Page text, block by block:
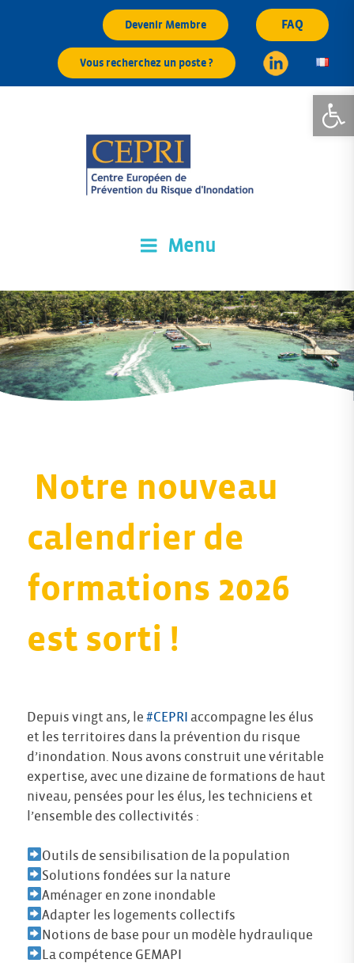
Ouvrir
Devenir Membre FAQ
Vous recherchez un poste ?
Menu
Notre nouveau
calendrier de
formations 2026
est sorti !
Depuis vingt ans, le #CEPRI accompagne les élus
et les territoires dans la prévention du risque
d’inondation. Nous avons construit une véritable
expertise, avec une dizaine de formations de haut
niveau, pensées pour les élus, les techniciens et
l’ensemble des collectivités :
Outils de sensibilisation de la population
Solutions fondées sur la nature
Aménager en zone inondable
Adapter les logements collectifs
Notions de base pour un modèle hydraulique
La compétence GEMAPI